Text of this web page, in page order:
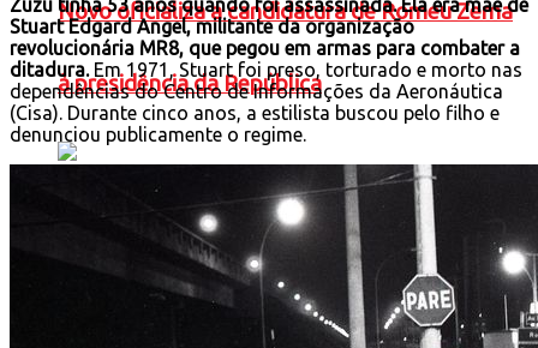
Novo oficializa a candidatura de Romeu Zema
à presidência da República
PT oficializa candidatura de Lula à Presidência
Zuzu tinha 53 anos quando foi assassinada. Ela era mãe de
Stuart Edgard Angel, militante da organização
revolucionária MR8, que pegou em armas para combater a
ditadura.Em 1971, Stuart foi preso, torturado e morto nas
dependências do Centro de Informações da Aeronáutica
(Cisa). Durante cinco anos, a estilista buscou pelo filho e
denunciou publicamente o regime.